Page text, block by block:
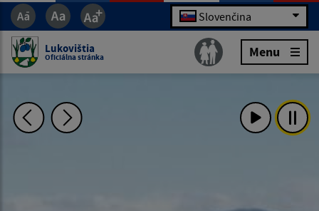
Slovenčina
Lukovištia
Oficiálna stránka Menu